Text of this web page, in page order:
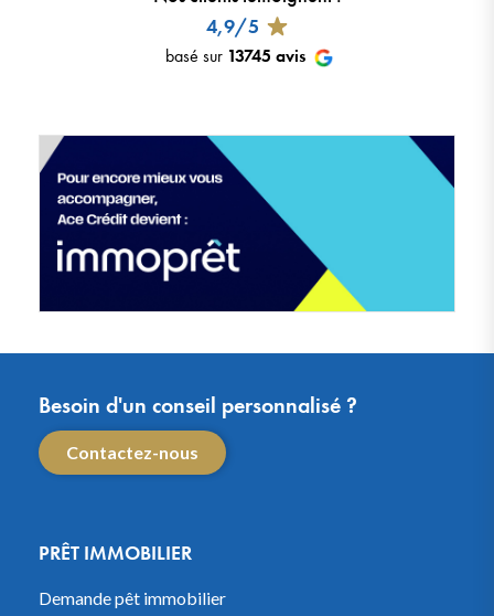
4,9/5
basé sur 13745 avis
Besoin d'un conseil personnalisé ?
Contactez-nous
PRÊT IMMOBILIER
Demande pêt immobilier